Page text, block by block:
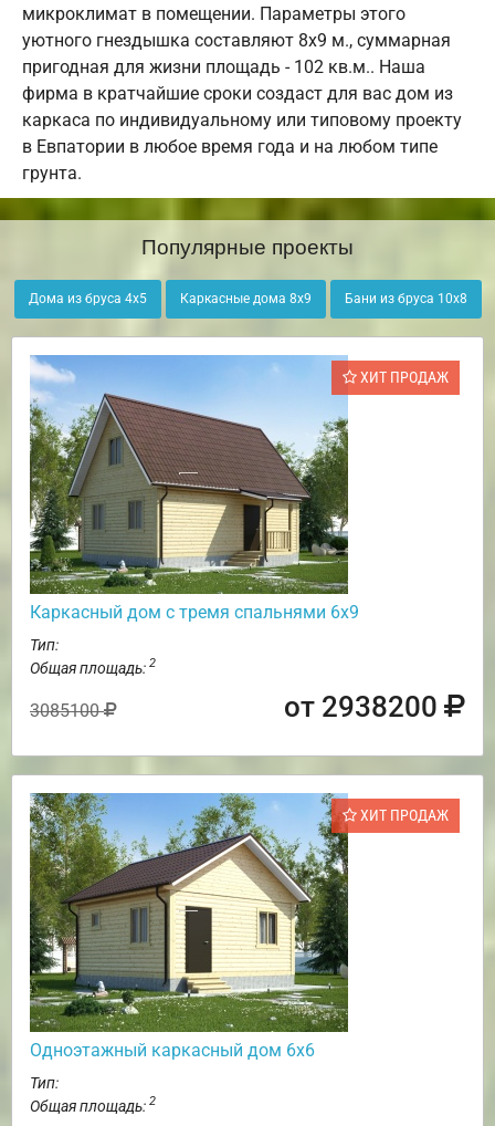
микроклимат в помещении. Параметры этого
уютного гнездышка составляют 8х9 м., суммарная
пригодная для жизни площадь - 102 кв.м.. Наша
фирма в кратчайшие сроки создаст для вас дом из
каркаса по индивидуальному или типовому проекту
в Евпатории в любое время года и на любом типе
грунта.
Популярные проекты
Дома из бруса 4х5 Каркасные дома 8х9 Бани из бруса 10х8
ХИТ ПРОДАЖ
Каркасный дом с тремя спальнями 6х9
Тип:
Общая площадь: 2
3085100 от 2938200
ХИТ ПРОДАЖ
Одноэтажный каркасный дом 6х6
Тип:
Общая площадь: 2